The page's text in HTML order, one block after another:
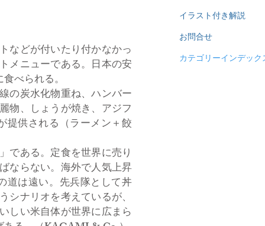
などが付いたり付かなかっ
メニューである。日本の安
べられる。
の炭水化物重ね、ハンバー
物、しょうが焼き、アジフ
提供される（ラーメン＋餃
である。定食を世界に売り
ならない。海外で人気上昇
道は遠い。先兵隊として丼
ナリオを考えているが、
しい米自体が世界に広まら
イラスト付き解説
お問合せ
カテゴリーインデック